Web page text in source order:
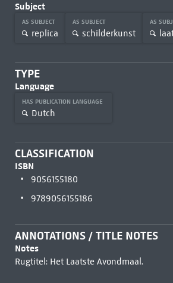
Subject
AS SUBJECT
replica
AS SUBJECT
schilderkunst
AS
TYPE
Language
HAS PUBLICATION LANGUAGE
Dutch
CLASSIFICATION
ISBN
9056155180
9789056155186
ANNOTATIONS / TITLE NOTES
Notes
Rugtitel: Het Laatste Avondmaal.